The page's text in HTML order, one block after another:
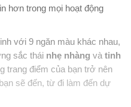
hơn trong mọi hoạt động
với 9 ngăn màu khác nhau,
sắc thái nhẹ nhàng và tinh
trang điểm của bạn trở nên
sẽ đến, từ đi làm đến dự